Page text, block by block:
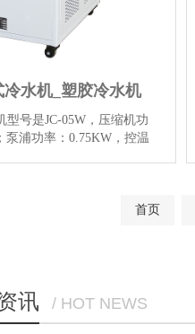
冷水机_塑胶冷水机
型号是JC-05W，压缩机功
泵浦功率：0.75KW，控温
首页
讯 / HOT NEWS